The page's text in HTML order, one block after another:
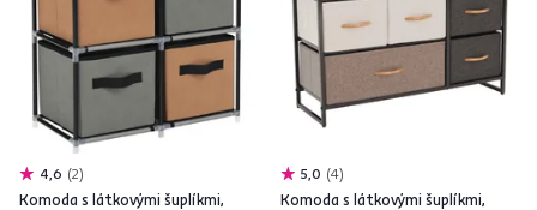
4,6 2
Komoda s látkovými šuplíkmi,
5,0 4
Komoda s látkovými šuplíkmi,